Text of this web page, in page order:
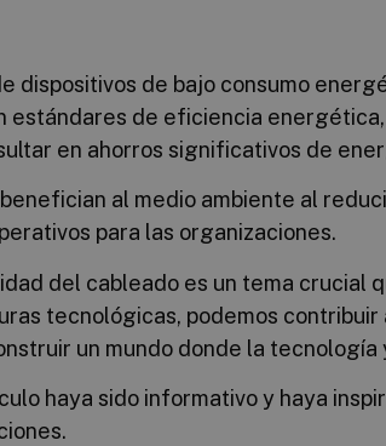
dispositivos de bajo consumo
estándares de eficiencia
en ahorros significativos de
al medio ambiente al
para las organizaciones.
del cableado es un tema
tecnológicas, podemos
un mundo donde la
haya sido informativo y haya